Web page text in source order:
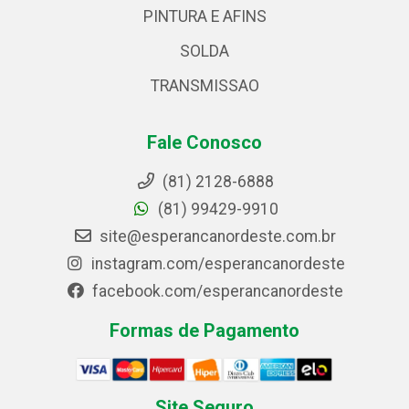
PINTURA E AFINS
SOLDA
TRANSMISSAO
Fale Conosco
(81) 2128-6888
(81) 99429-9910
site@esperancanordeste.com.br
instagram.com/esperancanordeste
facebook.com/esperancanordeste
Formas de Pagamento